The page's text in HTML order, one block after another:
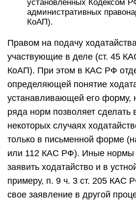
установленных Кодексом
административных
КоАП).
Правом на подачу
участвующие в деле (ст. 45
КоАП). При этом в КАС РФ
определяющей понятие
устанавливающей его форму,
ряда норм позволяет сделать
некоторых случаях
только в письменной форме
или 112 КАС РФ). Иные нормы
заявить ходатайство и в
примеру, п. 9 ч. 3 ст. 205 КАС
свое заявление в другой